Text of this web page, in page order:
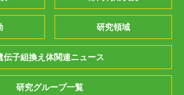
研究領域
伝子組換え体関連ニュース
研究グループ一覧